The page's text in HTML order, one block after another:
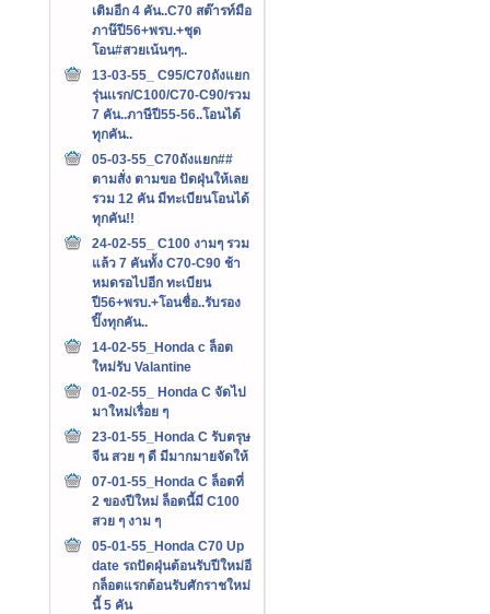
เติมอีก 4 คัน..C70 สต๊ารท์มือ
ภาษ๊ปี56+พรบ.+ชุด
โอน#สวยเน้นๆๆ..
13-03-55_ C95/C70ถังแยก
รุ่นเเรก/C100/C70-C90/รวม
7 คัน..ภาษีปี55-56..โอนได้
ทุกคัน..
05-03-55_C70ถังแยก##
ตามสั่ง ตามขอ ปัดฝุ่นให้เลย
รวม 12 คัน มีทะเบียนโอนได้
ทุกคัน!!
24-02-55_ C100 งามๆ รวม
แล้ว 7 คันทั้ง C70-C90 ช้า
หมดรอไปอีก ทะเบียน
ปี56+พรบ.+โอนชื่อ..รับรอง
ปิ๊งทุกคัน..
14-02-55_Honda c ล็อต
ใหม่รับ Valantine
01-02-55_ Honda C จัดไป
มาใหม่เรื่อย ๆ
23-01-55_Honda C รับตรุษ
จีน สวย ๆ ดี มีมากมายจัดให้
07-01-55_Honda C ล็อตที่
2 ของปีใหม่ ล็อตนี้มี C100
สวย ๆ งาม ๆ
05-01-55_Honda C70 Up
date รถปัดฝุ่นต้อนรับปีใหม่อี
กล็อตแรกต้อนรับศักราชใหม่
นี้ 5 คัน